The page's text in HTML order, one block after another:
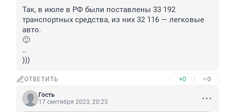
Так, в июле в РФ были поставлены 33 192
транспортных средства, из них 32 116 — легковые
авто.
🙂
..
)))
ОТВЕТИТЬ +0 –0
Гость
17 сентября 2023, 20:25